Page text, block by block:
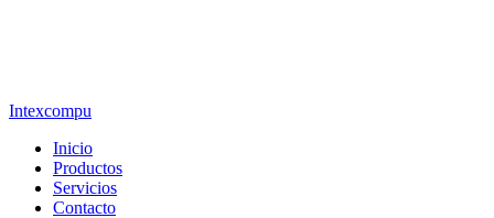
Intexcompu
Inicio
Productos
Servicios
Contacto